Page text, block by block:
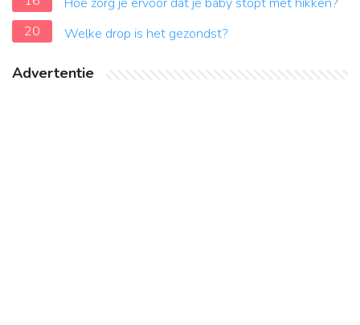
20
Welke drop is het gezondst?
Advertentie